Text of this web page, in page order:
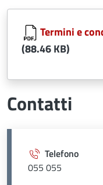
Document
Termini e
(88.46 KB)
Contatti
Telefono
055 055